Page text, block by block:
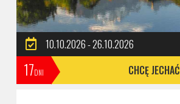
10.10.2026 - 26.10.2026
17DNI CHCĘ JECHAĆ